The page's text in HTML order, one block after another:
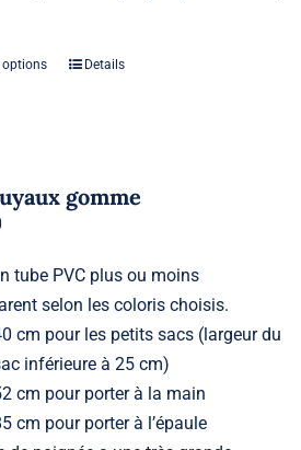
options Details
gomme
tube PVC plus ou moins
selon les coloris choisis.
cm pour les petits sacs (largeur du
inférieure à 25 cm)
cm pour porter à la main
cm pour porter à l’épaule